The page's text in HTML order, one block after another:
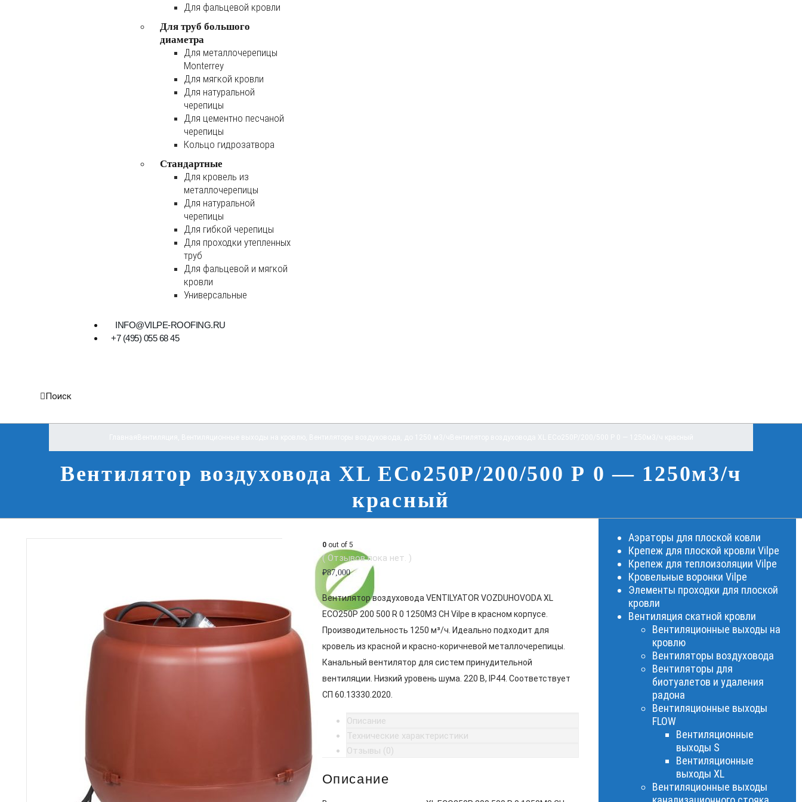
Для фальцевой кровли
Для труб большого
диаметра
Для металлочерепицы
Monterrey
Для мягкой кровли
Для натуральной
черепицы
Для цементно песчаной
черепицы
Кольцо гидрозатвора
Стандартные
Для кровель из
металлочерепицы
Для натуральной
черепицы
Для гибкой черепицы
Для проходки утепленных
труб
Для фальцевой и мягкой
кровли
Универсальные
INFO@VILPE-ROOFING.RU
+7 (495) 055 68 45
Поиск
Вентилятор воздуховода XL ECo250P/200/500 Р 0 — 1250м3/ч
красный
0out of 5
( Отзывов пока нет. )
₽87,000
Вентилятор воздуховода VENTILYATOR VOZDUHOVODA XL
ECO250P 200 500 R 0 1250M3 CH Vilpe в красном корпусе.
Производительность 1250 м³/ч. Идеально подходит для
кровель из красной и красно-коричневой металлочерепицы.
Канальный вентилятор для систем принудительной
вентиляции. Низкий уровень шума. 220 В, IP44. Соответствует
СП 60.13330.2020.
Описание
Технические характеристики
Отзывы (0)
Описание
Аэраторы для плоской ковли
Крепеж для плоской кровли Vilpe
Крепеж для теплоизоляции Vilpe
Кровельные воронки Vilpe
Элементы проходки для плоской
кровли
Вентиляция скатной кровли
Вентиляционные выходы на
кровлю
Вентиляторы воздуховода
Вентиляторы для
биотуалетов и удаления
радона
Вентиляционные выходы
FLOW
Вентиляционные
выходы S
Вентиляционные
выходы XL
Вентиляционные выходы